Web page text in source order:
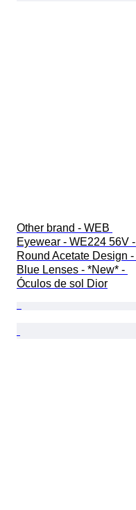
Other brand - WEB
Eyewear - WE224 56V -
Round Acetate Design -
Blue Lenses - *New* -
Óculos de sol Dior